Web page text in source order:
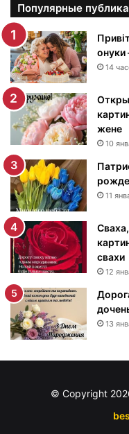
т
и
н
к
и
с
Д
н
м
р
о
ж
д
е
н
и
я
м
у
ж
ч
и
Популярные
онуки
14
жене
10
11
свахи
12
13
© Copyright